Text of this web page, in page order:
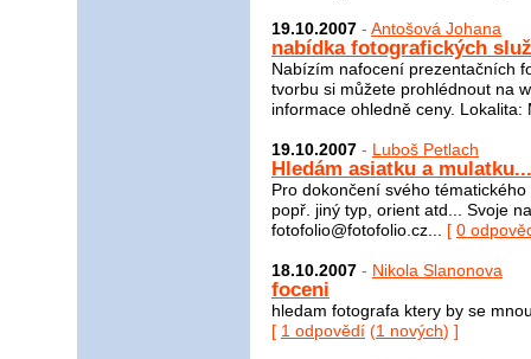
19.10.2007 - Antošová Johana
nabídka fotografických
Nabízím nafocení prezentačních
tvorbu si můžete prohlédnout na
informace ohledně ceny.
19.10.2007 - Luboš Petlach
Hledám asiatku a
Pro dokončení svého
popř. jiný typ, orient atd... Svoje
fotofolio@fotofolio.cz... [ 0
18.10.2007 - Nikola Slanonova
foceni
hledam fotografa ktery by se
[ 1 odpovědí (1 nových) ]